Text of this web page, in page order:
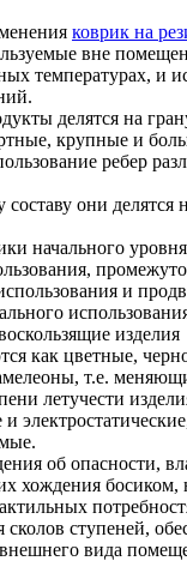
коврик на
вне
температурах, и
делятся на
крупные и
ребер
они делятся
начального
и
изделия
как цветные,
т.е.
летучести
об опасности,
хождения босиком,
ступеней,
вида